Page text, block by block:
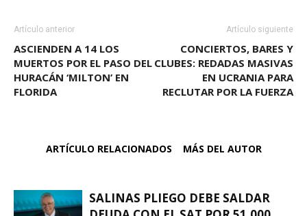
Artículo anterior
ASCIENDEN A 14 LOS
MUERTOS POR EL PASO DEL
HURACÁN ‘MILTON’ EN
FLORIDA
Artículo siguiente
CONCIERTOS, BARES Y
CLUBES: REDADAS MASIVAS
EN UCRANIA PARA
RECLUTAR POR LA FUERZA
ARTÍCULO RELACIONADOS MÁS DEL AUTOR
SALINAS PLIEGO DEBE SALDAR